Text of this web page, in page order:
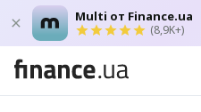
Multi от Finance.ua
(8,9K+)